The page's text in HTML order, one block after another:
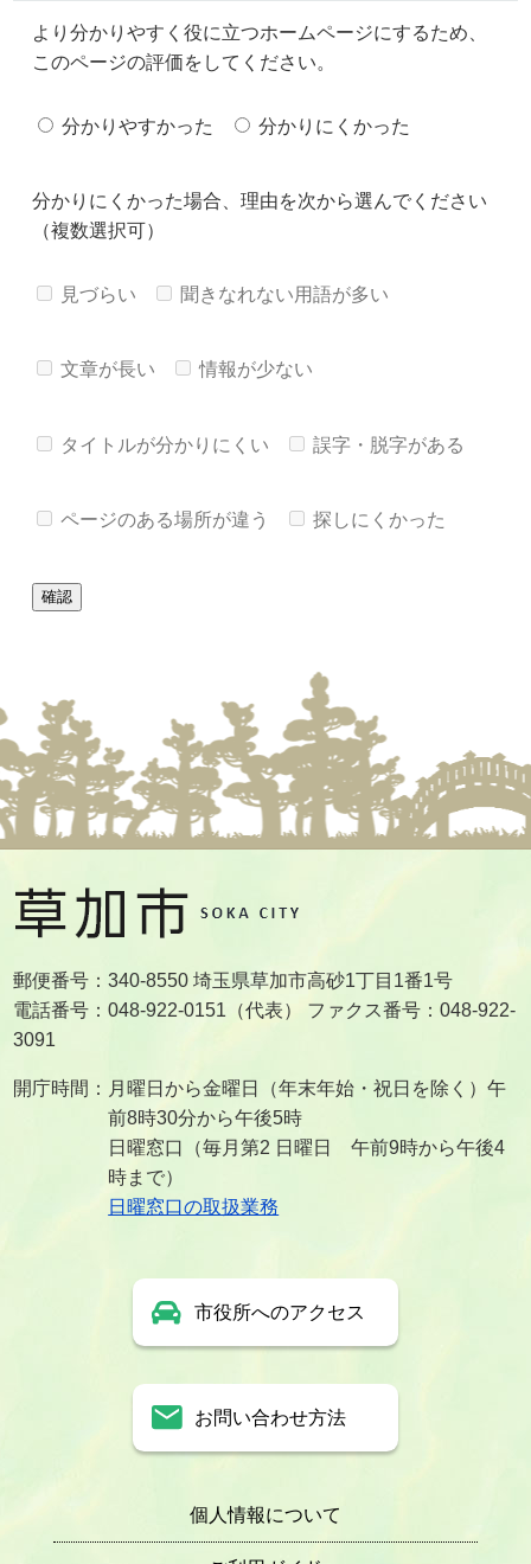
より分かりやすく役に立つホームページにするため、
このページの評価をしてください。
分かりやすかった 分かりにくかった
分かりにくかった場合、理由を次から選んでください
（複数選択可）
見づらい 聞きなれない用語が多い
文章が長い 情報が少ない
タイトルが分かりにくい 誤字・脱字がある
ページのある場所が違う 探しにくかった
郵便番号：340-8550 埼玉県草加市高砂1丁目1番1号
電話番号：048-922-0151（代表） ファクス番号：048-922-
3091
開庁時間：月曜日から金曜日（年末年始・祝日を除く）午
前8時30分から午後5時
日曜窓口（毎月第2 日曜日 午前9時から午後4
時まで）
日曜窓口の取扱業務
市役所へのアクセス
お問い合わせ方法
個人情報について